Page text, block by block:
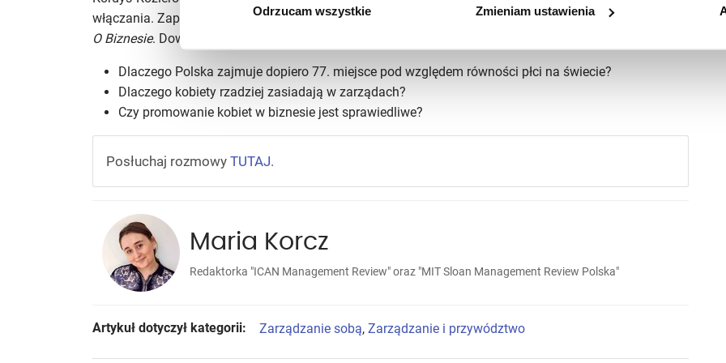
Odrzucam wszystkie Zmieniam ustawienia
włączania. Zapraszamy do odsłuchania najnowszego odcinka podcastu „ICAN Management Review”
O Biznesie. Dowiesz się z niego m.in.:
Dlaczego Polska zajmuje dopiero 77. miejsce pod względem równości płci na świecie?
Dlaczego kobiety rzadziej zasiadają w zarządach?
Czy promowanie kobiet w biznesie jest sprawiedliwe?
Posłuchaj rozmowy TUTAJ.
Maria Korcz
Redaktorka "ICAN Management Review" oraz "MIT Sloan Management Review Polska"
Artykuł dotyczył kategorii: Zarządzanie sobą, Zarządzanie i przywództwo